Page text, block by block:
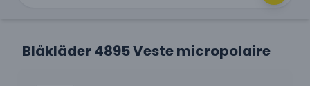
Blåkläder 4895 Veste micropolaire